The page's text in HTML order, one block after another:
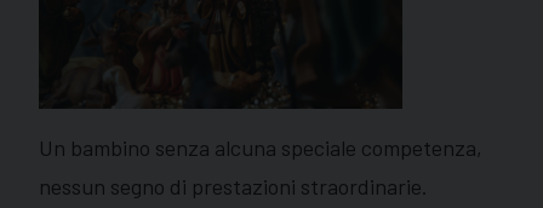
Un bambino senza alcuna speciale competenza,
nessun segno di prestazioni straordinarie.